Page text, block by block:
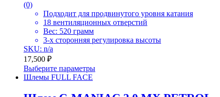
(0)
Подходит для продвинутого уровня катания
18 вентиляционных отверстий
Вес: 520 грамм
3-х сторонняя регулировка высоты
SKU: n/a
17,500 ₽
Выберите параметры
Шлемы FULL FACE